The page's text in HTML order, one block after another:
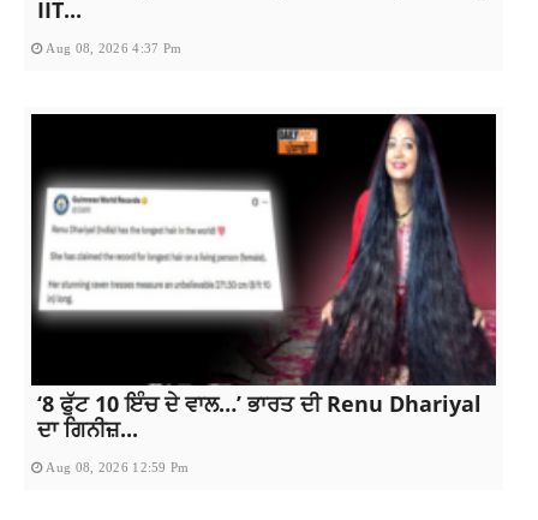
IIT...
Aug 08, 2026 4:37 Pm
‘8 ਫੁੱਟ 10 ਇੰਚ ਦੇ ਵਾਲ…’ ਭਾਰਤ ਦੀ Renu Dhariyal
ਦਾ ਗਿਨੀਜ਼...
Aug 08, 2026 12:59 Pm